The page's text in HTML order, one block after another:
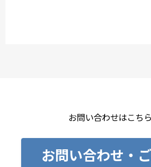
お問い合わせはこちら
お問い合わせ・